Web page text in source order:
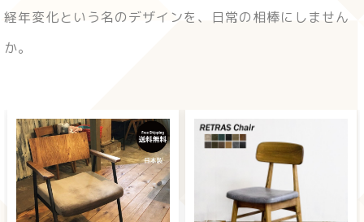
経年変化という名のデザインを、日常の相棒にしません
か。